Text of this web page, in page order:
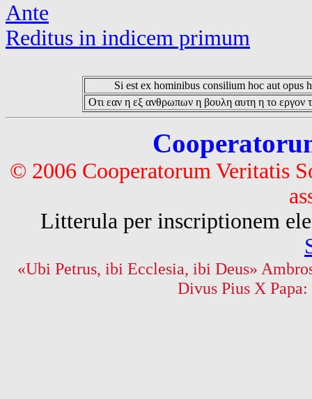
Ante
Reditus in indicem primum
Si est ex hominibus consilium hoc aut opus
Οτι εαν η εξ ανθρωπων η βουλη αυτη η το εργον
© 2006 Cooperatorum Veritatis
Litterula per inscriptionem
«Ubi Petrus, ibi Ecclesia, ibi Deus»
Divus Pius X Papa: